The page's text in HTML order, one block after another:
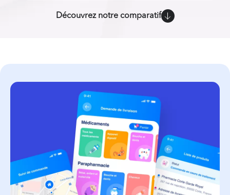
Découvrez notre comparatif